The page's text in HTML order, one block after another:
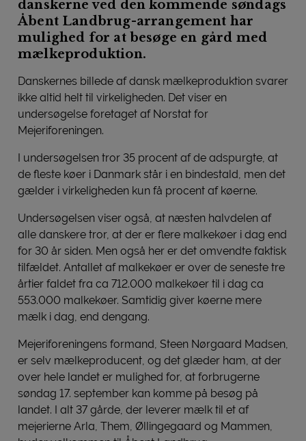
danskerne ved den kommende søndags
Åbent Landbrug-arrangement har
mulighed for at besøge en gård med
mælkeproduktion.
Danskernes billede af dansk mælkeproduktion svarer
ikke altid helt til virkeligheden. Det viser en
undersøgelse foretaget af Norstat for
Mejeriforeningen.
I undersøgelsen tror 35 procent af de adspurgte, at
de fleste køer i Danmark står i en bindestald, men det
gælder i virkeligheden kun få procent af køerne.
Undersøgelsen viser også, at næsten halvdelen af
alle danskere tror, at der er flere malkekøer i dag end
for 30 år siden. Men også her er det omvendte faktisk
tilfældet. Antallet af malkekøer er over de seneste tre
årtier faldet fra ca 712.000 malkekøer til i dag ca
553.000 malkekøer. Samtidig giver køerne mere
mælk i dag, end dengang.
Mejeriforeningens formand, Steen Nørgaard Madsen,
er selv mælkeproducent, og det glæder ham, at der
over hele landet er mulighed for, at forbrugerne
søndag 17. september kan komme på besøg på
landet. I alt 37 gårde, der leverer mælk til et af
mejerierne Arla, Them, Øllingegaard og Mammen,